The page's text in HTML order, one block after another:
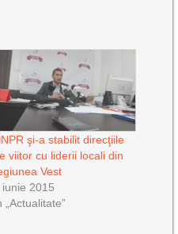
şi-a stabilit direcţiile
viitor cu liderii locali din
Vest
iunie 2015
„Actualitate”